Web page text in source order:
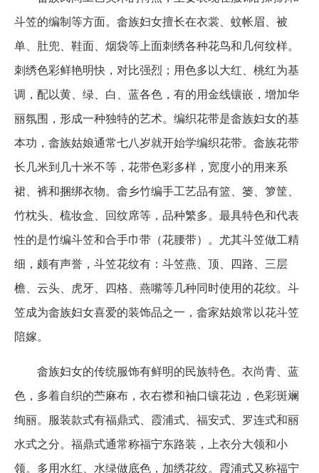
斗笠的编制等方面。畲族妇女擅长在衣裳、蚊帐眉、被
单、肚兜、鞋面、烟袋等上面刺绣各种花鸟和几何纹样。
刺绣色彩鲜艳明快，对比强烈；用色多以大红、桃红为基
调，配以黄、绿、白、蓝各色，有的用金线镶嵌，增加华
丽氛围，形成一种独特的艺术。编织花带是畲族妇女的基
本功，畲族姑娘通常七八岁就开始学编织花带。畲族花带
长几米到几十米不等，花带色彩多样，宽度小的用来系
裙、裤和捆绑衣物。畲乡竹编手工艺品有篮、篓、箩筐、
竹枕头、梳妆盒、回纹席等，品种繁多。最具特色和代表
性的是竹编斗笠和合手巾带（花腰带）。尤其斗笠做工精
细，颇有声誉，斗笠花纹有：斗笠燕、顶、四路、三层
檐、云头、虎牙、四格、燕嘴等几种同时使用的花纹。斗
笠成为畲族妇女喜爱的装饰品之一，畲家姑娘常以花斗笠
陪嫁。
畲族妇女的传统服饰有鲜明的民族特色。衣尚青、蓝
色，多着自织的苎麻布，衣右襟和袖口镶花边，色彩斑斓
绚丽。服装款式有福鼎式、霞浦式、福安式、罗连式和丽
水式之分。福鼎式通常称福宁东路装，上衣分大领和小
领。多用水红、水绿做底色，加绣花纹。霞浦式又称福宁